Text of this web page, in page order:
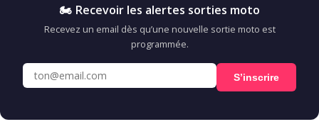
🏍️ Recevoir les alertes sorties moto
Recevez un email dès qu’une nouvelle sortie moto est
programmée.
S’inscrire